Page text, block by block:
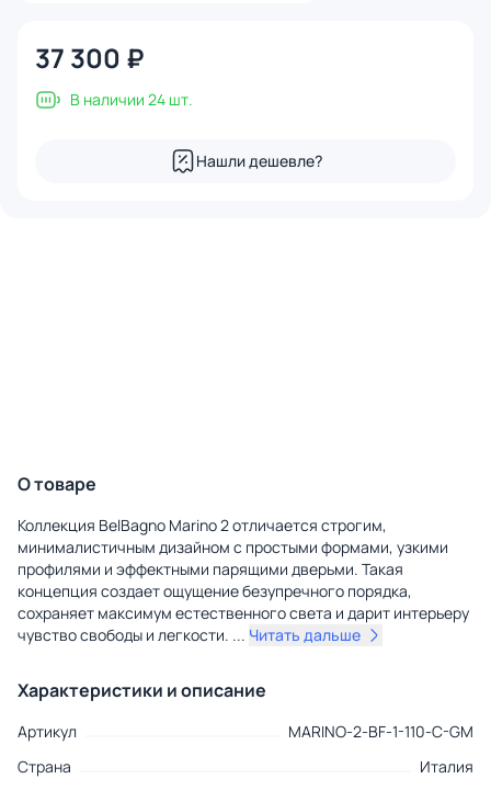
37 300 ₽
В наличии 24 шт.
Нашли дешевле?
О товаре
Коллекция BelBagno Marino 2 отличается строгим,
минималистичным дизайном с простыми формами, узкими
профилями и эффектными парящими дверьми. Такая
концепция создает ощущение безупречного порядка,
сохраняет максимум естественного света и дарит интерьеру
чувство свободы и легкости. ... Читать дальше
Характеристики и описание
Артикул
MARINO-2-BF-1-110-C-GM
Страна
Италия